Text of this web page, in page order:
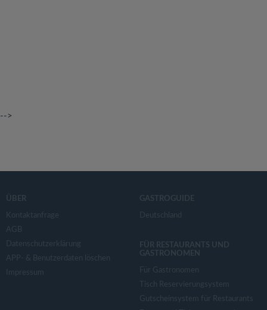
-->
ÜBER
Kontaktanfrage
AGB
Datenschutzerklärung
APP- & Benutzerdaten löschen
Impressum
GASTROGUIDE
Deutschland
FÜR RESTAURANTS UND
GASTRONOMEN
Für Gastronomen
Tisch Reservierungsystem
Gutscheinsystem für Restaurants